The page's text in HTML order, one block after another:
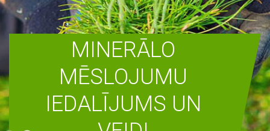
MINERĀLO
MĒSLOJUMU
IEDALĪJUMS UN